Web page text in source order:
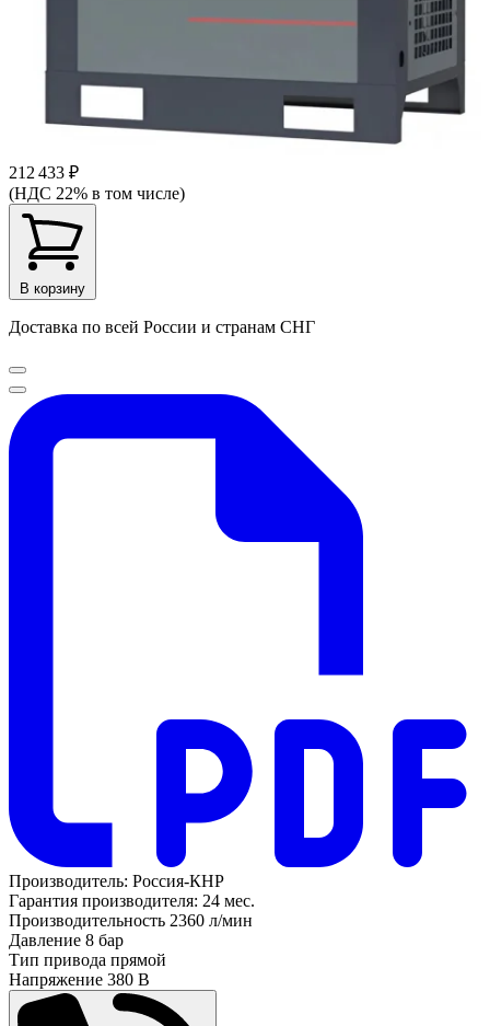
212 433 ₽
(НДС 22% в том числе)
В корзину
Доставка по всей России и странам СНГ
Производитель: Россия-КНР
Гарантия производителя: 24 мес.
Производительность 2360 л/мин
Давление 8 бар
Тип привода прямой
Напряжение 380 В